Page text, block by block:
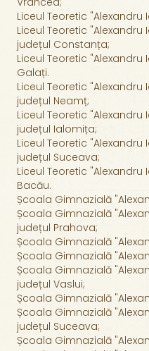
Liceul Teoretic "Alexandru
Liceul Teoretic
județul Constanța;
Liceul Teoretic
Galați.
Liceul Teoretic
județul Neamț;
Liceul Teoretic
județul Ialomița;
Liceul Teoretic "Alexandru
județul Suceava;
Liceul Teoretic
Bacău.
Școala Gimnazială
Școala Gimnazială
județul Prahova;
Școala Gimnazială
Școala Gimnazială
Școala Gimnazială
județul Vaslui;
Școala Gimnazială
Școala Gimnazială
județul Suceava;
Școala Gimnazială